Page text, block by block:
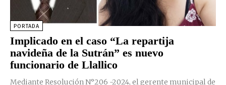
PORTADA
Implicado en el caso “La repartija
navideña de la Sutrán” es nuevo
funcionario de Llallico
Mediante Resolución N°206 -2024, el gerente municipal de